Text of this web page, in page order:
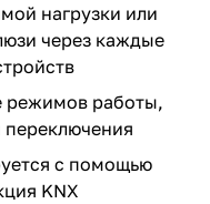
нагрузки или
через каждые
режимов работы,
с помощью
KNX